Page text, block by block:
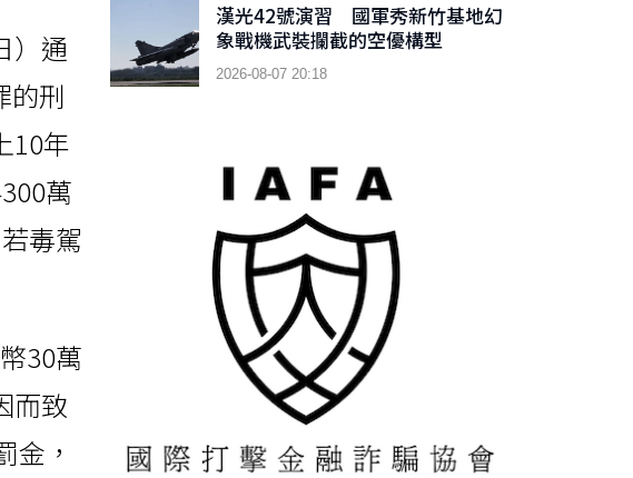
）通
的刑
10年
萬
毒駕
30萬
而致
金，
漢光42號演習 國軍秀新竹基地幻
象戰機武裝攔截的空優構型
2026-08-07 20:18